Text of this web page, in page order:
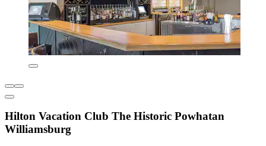
Hilton Vacation Club The Historic Powhatan
Williamsburg